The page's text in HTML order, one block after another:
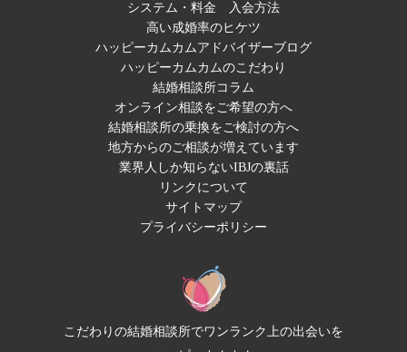
システム・料金
入会方法
高い成婚率のヒケツ
ハッピーカムカムアドバイザーブログ
ハッピーカムカムのこだわり
結婚相談所コラム
オンライン相談をご希望の方へ
結婚相談所の乗換をご検討の方へ
地方からのご相談が増えています
業界人しか知らないIBJの裏話
リンクについて
サイトマップ
プライバシーポリシー
こだわりの結婚相談所でワンランク上の出会いを